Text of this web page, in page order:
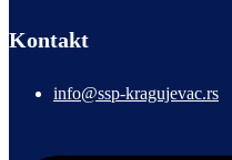
Kontakt
info@ssp-kragujevac.rs